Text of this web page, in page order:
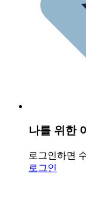
나를 위한
로그인하면
로그인